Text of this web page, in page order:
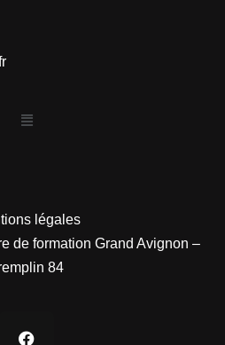
légales
de formation Grand Avignon –
84